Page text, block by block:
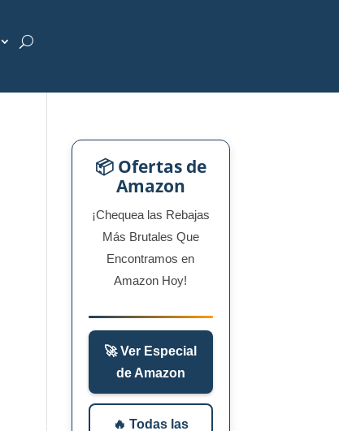
📦 Ofertas de
Amazon
¡Chequea las Rebajas
Más Brutales Que
Encontramos en
Amazon Hoy!
🚀 Ver Especial
de Amazon
🔥 Todas las